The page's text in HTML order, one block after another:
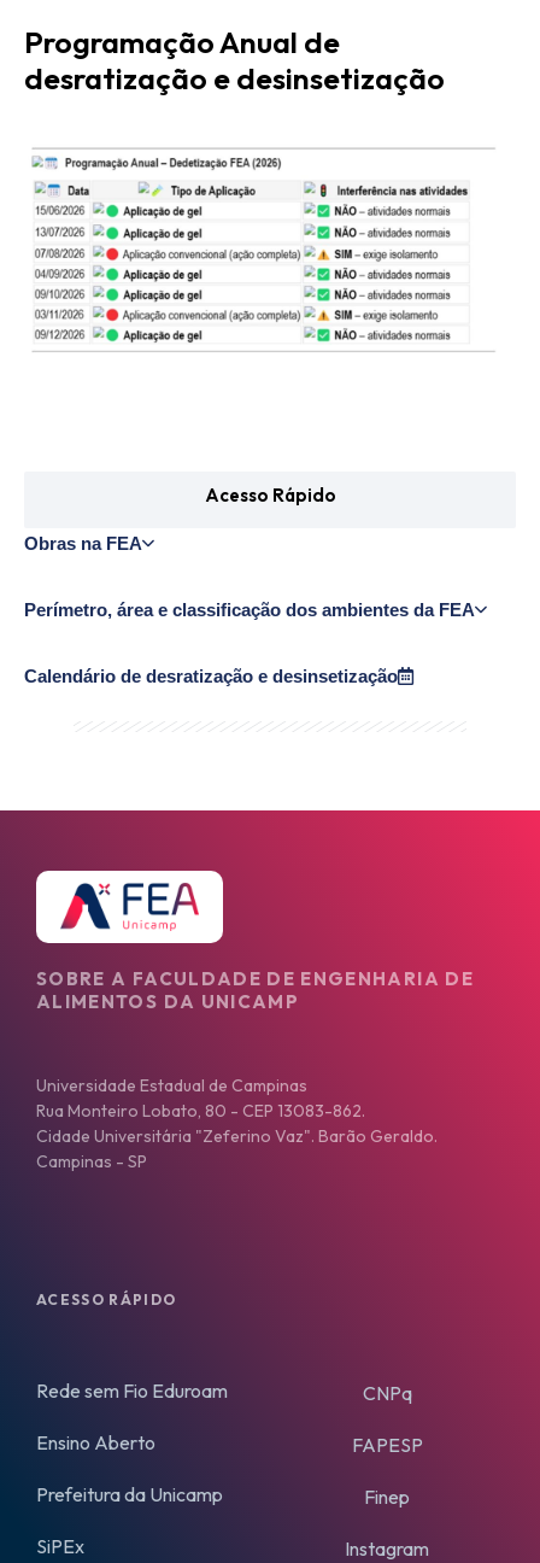
Acesso Rápido
Obras na FEA
Perímetro, área e classificação dos ambientes da FEA
Calendário de desratização e desinsetização
Programação Anual de
desratização e desinsetização
SOBRE A FACULDADE DE ENGENHARIA DE
ALIMENTOS DA UNICAMP
Universidade Estadual de Campinas
Rua Monteiro Lobato, 80 - CEP 13083-862.
Cidade Universitária "Zeferino Vaz". Barão Geraldo.
Campinas - SP
ACESSO RÁPIDO
Rede sem Fio Eduroam
Ensino Aberto
Prefeitura da Unicamp
SiPEx
CNPq
FAPESP
Finep
Instagram